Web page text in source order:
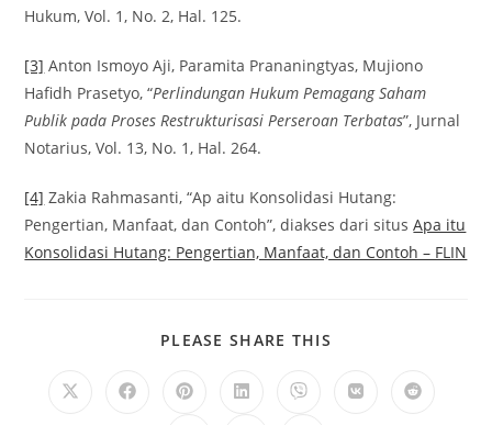
Hukum, Vol. 1, No. 2, Hal. 125.
[3] Anton Ismoyo Aji, Paramita Prananingtyas, Mujiono
Hafidh Prasetyo, “Perlindungan Hukum Pemagang Saham
Publik pada Proses Restrukturisasi Perseroan Terbatas”, Jurnal
Notarius, Vol. 13, No. 1, Hal. 264.
[4] Zakia Rahmasanti, “Ap aitu Konsolidasi Hutang:
Pengertian, Manfaat, dan Contoh”, diakses dari situsApa itu
Konsolidasi Hutang: Pengertian, Manfaat, dan Contoh – FLIN
PLEASE SHARE THIS